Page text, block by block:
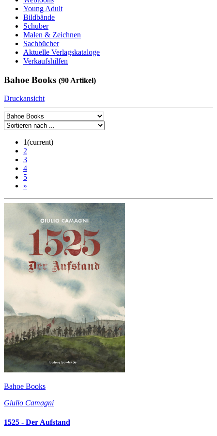
Young Adult
Bildbände
Schuber
Malen & Zeichnen
Sachbücher
Aktuelle Verlagskataloge
Verkaufshilfen
Bahoe Books (90 Artikel)
Druckansicht
1(current)
2
3
4
5
»
Bahoe Books
Giulio Camagni
1525 - Der Aufstand